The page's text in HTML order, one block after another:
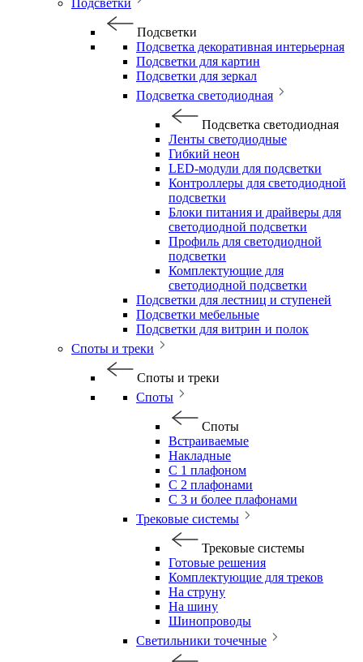
Подсветки
Подсветки
Подсветка декоративная интерьерная
Подсветки для картин
Подсветки для зеркал
Подсветка светодиодная
Подсветка светодиодная
Ленты светодиодные
Гибкий неон
LED-модули для подсветки
Контроллеры для светодиодной
подсветки
Блоки питания и драйверы для
светодиодной подсветки
Профиль для светодиодной
подсветки
Комплектующие для
светодиодной подсветки
Подсветки для лестниц и ступеней
Подсветки мебельные
Подсветки для витрин и полок
Споты и треки
Споты и треки
Споты
Споты
Встраиваемые
Накладные
С 1 плафоном
С 2 плафонами
С 3 и более плафонами
Трековые системы
Трековые системы
Готовые решения
Комплектующие для треков
На струну
На шину
Шинопроводы
Светильники точечные